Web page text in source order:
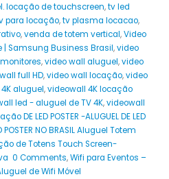
locação de touchscreen,tv led
para locação,tv plasma locacao,
,venda de totem vertical,Video
| Samsung Business Brasil,video
,video wall aluguel,video
full HD,video wall locação,video
aluguel,videowall 4K locação
led - aluguel de TV 4K,videowall
DE LED POSTER -ALUGUEL DE LED
POSTER NO BRASIL Aluguel Totem
de Totens Touch Screen-
0 Comments,Wifi para Eventos –
de Wifi Móvel